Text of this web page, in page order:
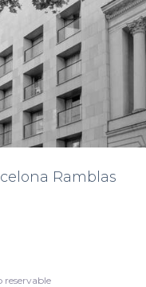
Ramblas
reservable